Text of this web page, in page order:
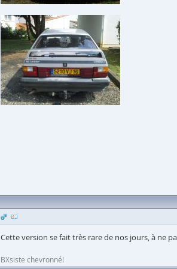
Cette version se fait très rare de nos jours, à ne
BXsiste chevronné!